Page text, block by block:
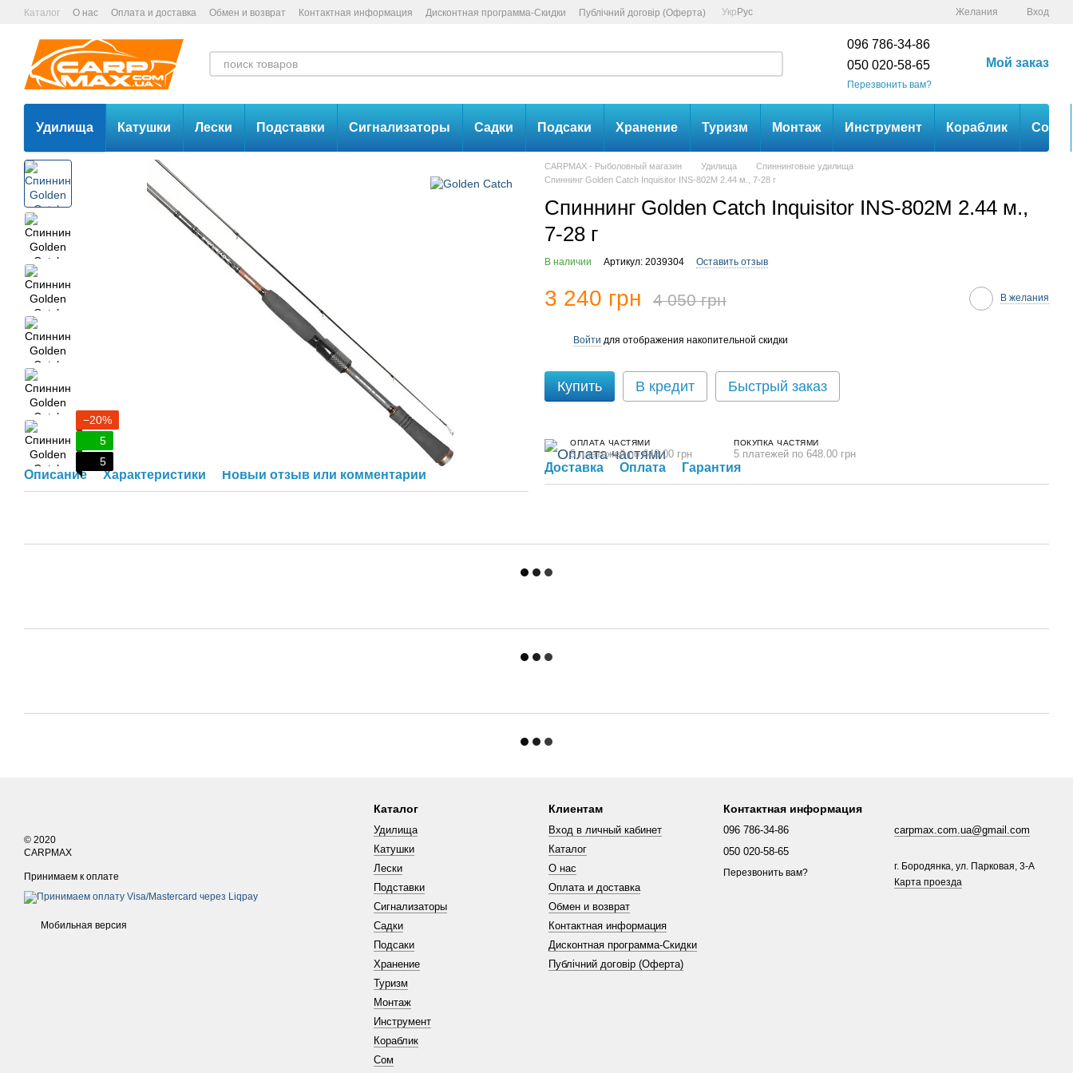
Перейти к основному контенту
Каталог О нас Оплата и доставка Обмен и возврат Контактная информация Дисконтная программа-Скидки Публічний договір (Оферта) Укр Рус Желания Вход
096 786-34-86
050 020-58-65
Перезвонить вам?
Мой заказ
Удилища Катушки Лески Подставки Сигнализаторы Садки Подсаки Хранение Туризм Монтаж Инструмент Кораблик Сом
−20%
5
5
Описание Характеристики Новый отзыв или комментарий
CARPMAX - Рыболовный магазин Удилища
Спиннинговые удилища
Спиннинг Golden Catch Inquisitor INS-802M 2.44 м., 7-28 г
Спиннинг Golden Catch Inquisitor INS-802M 2.44 м.,
7-28 г
В наличии Артикул: 2039304 Оставить отзыв
3 240 грн 4 050 грн В желания
Войти для отображения накопительной скидки
Купить В кредит Быстрый заказ
ОПЛАТА ЧАСТЯМИ
5 платежей по 648.00 грн
ПОКУПКА ЧАСТЯМИ
5 платежей по 648.00 грн
Доставка Оплата Гарантия
© 2020
CARPMAX
Принимаем к оплате
Мобильная версия
Каталог
Удилища
Катушки
Лески
Подставки
Сигнализаторы
Садки
Подсаки
Хранение
Туризм
Монтаж
Инструмент
Кораблик
Сом
Клиентам
Вход в личный кабинет
Каталог
О нас
Оплата и доставка
Обмен и возврат
Контактная информация
Дисконтная программа-Скидки
Публічний договір (Оферта)
Контактная информация
096 786-34-86
050 020-58-65
Перезвонить вам?
carpmax.com.ua@gmail.com
г. Бородянка, ул. Парковая, 3-A
Карта проезда